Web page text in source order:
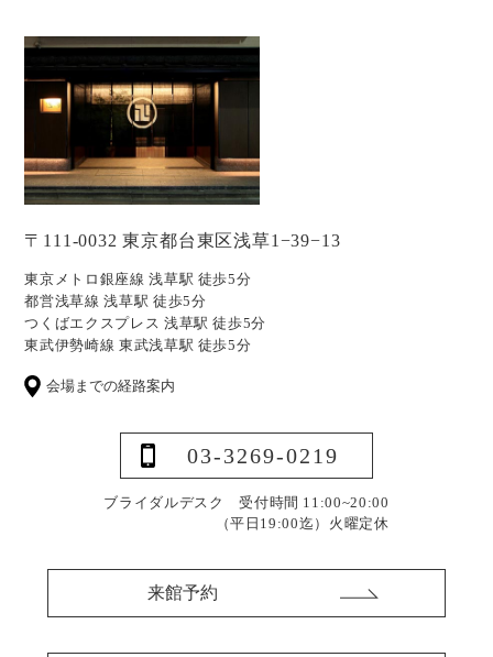
〒111-0032 東京都台東区浅草1−39−13
東京メトロ銀座線 浅草駅 徒歩5分
都営浅草線 浅草駅 徒歩5分
つくばエクスプレス 浅草駅 徒歩5分
東武伊勢崎線 東武浅草駅 徒歩5分
会場までの経路案内
03-3269-0219
ブライダルデスク 受付時間 11:00~20:00
（平日19:00迄） 火曜定休
来館予約